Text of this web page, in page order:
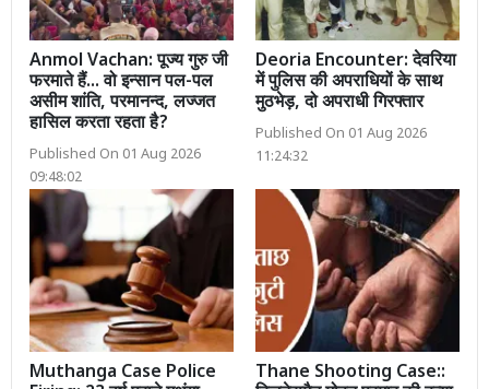
Anmol Vachan: पूज्य गुरु जी
फरमाते हैं... वो इन्सान पल-पल
असीम शांति, परमानन्द, लज्जत
हासिल करता रहता है?
Published On 01 Aug 2026
09:48:02
Deoria Encounter: देवरिया
में पुलिस की अपराधियों के साथ
मुठभेड़, दो अपराधी गिरफ्तार
Published On 01 Aug 2026
11:24:32
Muthanga Case Police
Thane Shooting Case::